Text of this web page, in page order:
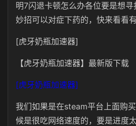
明7闪退卡顿怎么办各位要是想
妙招可以对症下药的，快来看看
[虎牙奶瓶加速器]
【虎牙奶瓶加速器】最新版下载
[虎牙奶瓶加速器]
我们如果是在steam平台上面购
候是很吃网络速度的，要是进度